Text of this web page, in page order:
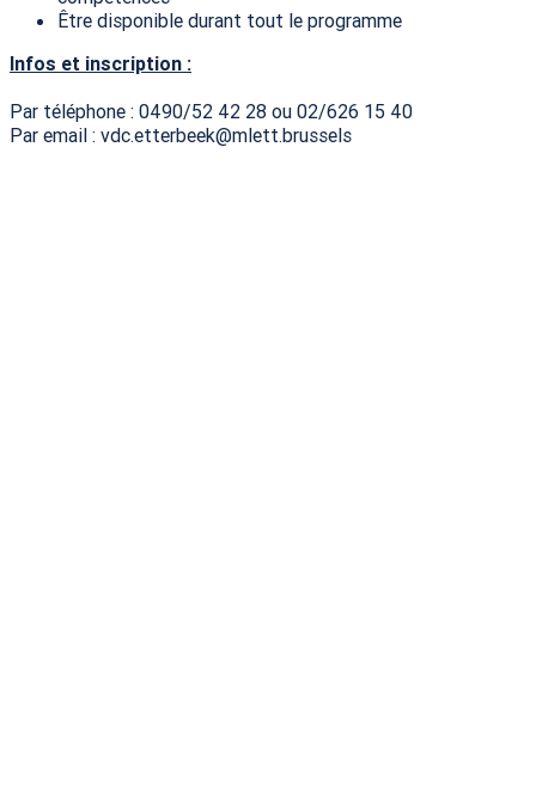
Être disponible durant tout le programme
Infos et inscription :
Par téléphone : 0490/52 42 28 ou 02/626 15 40
Par email : vdc.etterbeek@mlett.brussels